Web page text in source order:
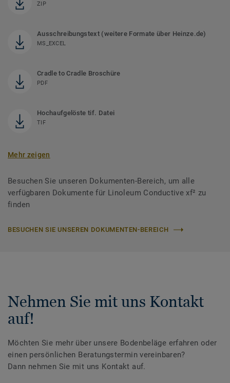
ZIP
Ausschreibungstext (weitere Formate über Heinze.de)
MS_EXCEL
Cradle to Cradle Broschüre
PDF
Hochaufgelöste tif. Datei
TIF
Mehr zeigen
Besuchen Sie unseren Dokumenten-Bereich, um alle
verfügbaren Dokumente für Linoleum Conductive xf² zu
finden
BESUCHEN SIE UNSEREN DOKUMENTEN-BEREICH
Nehmen Sie mit uns Kontakt
auf!
Möchten Sie mehr über unsere Bodenbeläge erfahren oder
einen persönlichen Beratungstermin vereinbaren?
Dann nehmen Sie mit uns Kontakt auf.